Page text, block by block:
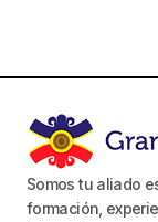
Somos tu aliado
formación,